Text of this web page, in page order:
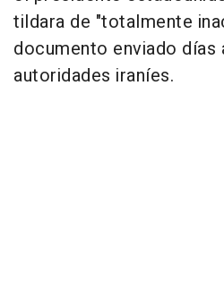
tildara de "totalmente
documento enviado días
autoridades iraníes.